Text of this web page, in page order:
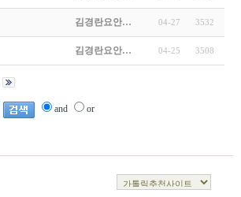
김경란요안… 04-27 3532
김경란요안… 04-25 3508
and or